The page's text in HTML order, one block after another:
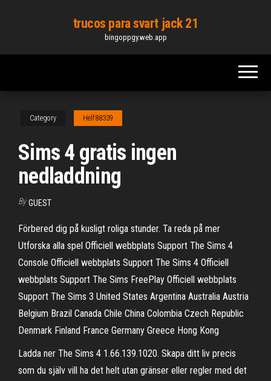
content
trucos para svart jack 21
bingoppgy.web.app
Category Helf88339
Sims 4 gratis ingen
nedladdning
By GUEST
Förbered dig på kusligt roliga stunder. Ta reda på mer
Utforska alla spel Officiell webbplats Support The Sims 4
Console Officiell webbplats Support The Sims 4 Officiell
webbplats Support The Sims FreePlay Officiell webbplats
Support The Sims 3 United States Argentina Australia Austria
Belgium Brazil Canada Chile China Colombia Czech Republic
Denmark Finland France Germany Greece Hong Kong
Ladda ner The Sims 4 1.66.139.1020. Skapa ditt liv precis
som du själv vill ha det helt utan gränser eller regler med det